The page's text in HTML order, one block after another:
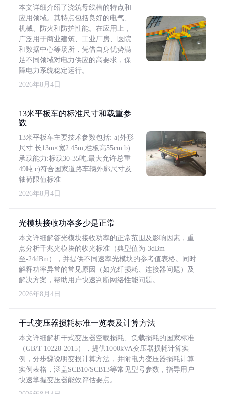
本文详细介绍了浇筑母线槽的特点和
应用领域。其特点包括良好的电气、
机械、防火和防护性能。在应用上，
广泛用于商业建筑、工业厂房、医院
和数据中心等场所，凭借自身优势满
足不同领域对电力供应的高要求，保
障电力系统稳定运行。
2026年8月4日
13米平板车的标准尺寸和载重参
数
13米平板车主要技术参数包括: a)外形
尺寸:长13m×宽2.45m,栏板高55cm b)
承载能力:标载30-35吨,最大允许总重
49吨 c)符合国家道路车辆外廓尺寸及
轴荷限值标准
2026年8月4日
光模块接收功率多少是正常
本文详细解答光模块接收功率的正常范围及影响因素，重
点分析千兆光模块的收光标准（典型值为-3dBm
至-24dBm），并提供不同速率光模块的参考值表格。同时
解释功率异常的常见原因（如光纤损耗、连接器问题）及
解决方案，帮助用户快速判断网络性能问题。
2026年8月4日
干式变压器损耗标准一览表及计算方法
本文详细解析干式变压器空载损耗、负载损耗的国家标准
（GB/T 10228-2015），提供1000kVA变压器损耗计算实
例，分步骤说明变损计算方法，并附电力变压器损耗计算
实例表格，涵盖SCB10/SCB13等常见型号参数，指导用户
快速掌握变压器能效评估要点。